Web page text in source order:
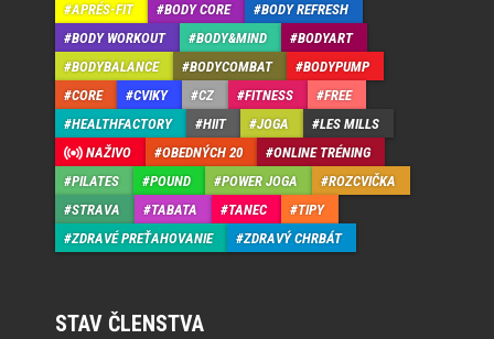
APRÉS-FIT BODY CORE
BODY REFRESH
BODY WORKOUT
BODY&MIND
BODYART
BODYBALANCE
BODYCOMBAT
BODYPUMP
CORE
CVIKY CZ FITNESS
FREE
HEALTHFACTORY
HIIT JOGA
LES MILLS
NAŽIVO
OBEDNÝCH 20
ONLINE TRÉNING
PILATES
POUND POWER JOGA
ROZCVIČKA
STRAVA
TABATA TANEC
TIPY
ZDRAVÉ PREŤAHOVANIE
ZDRAVÝ CHRBÁT
STAV ČLENSTVA